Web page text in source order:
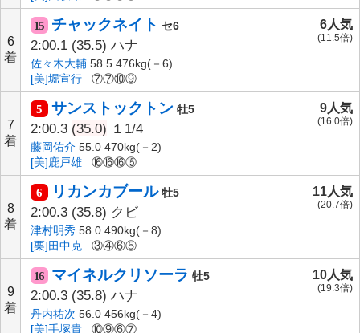
6
着
15 チャックネイト セ6
2:00.1 (35.5) ハナ
佐々木大輔 58.5 476kg(－6)
[美]堀宣行
⑦⑦⑩⑨
6人気
(11.5倍)
7
着
5 サンストックトン 牡5
2:00.3 (35.0) １1/4
藤岡佑介 55.0 470kg(－2)
[美]鹿戸雄
⑯⑯⑯⑮
9人気
(16.0倍)
8
着
6 リカンカブール 牡5
2:00.3 (35.8) クビ
津村明秀 58.0 490kg(－8)
[栗]田中克
③④⑥⑤
11人気
(20.7倍)
9
着
16 マイネルクリソーラ 牡5
2:00.3 (35.8) ハナ
丹内祐次 56.0 456kg(－4)
[美]手塚貴
⑩⑨⑥⑦
10人気
(19.3倍)